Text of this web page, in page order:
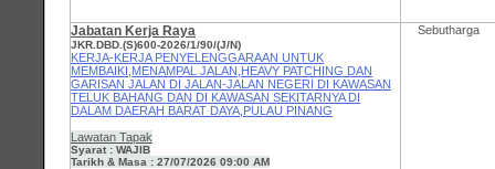
Jabatan Kerja Raya
JKR.DBD.(S)600-2026/1/90/(J/N)
KERJA-KERJA PENYELENGGARAAN UNTUK
MEMBAIKI,MENAMPAL JALAN,HEAVY PATCHING DAN
GARISAN JALAN DI JALAN-JALAN NEGERI DI KAWASAN
TELUK BAHANG DAN DI KAWASAN SEKITARNYA DI
DALAM DAERAH BARAT DAYA,PULAU PINANG
Lawatan Tapak
Syarat : WAJIB
Tarikh & Masa : 27/07/2026 09:00 AM
Sebutharga